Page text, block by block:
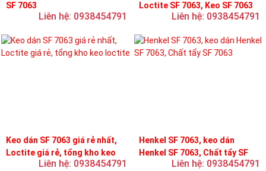
SF 7063
Liên hệ: 0938454791
Loctite SF 7063, Keo SF 7063
Liên hệ: 0938454791
Keo dán SF 7063 giá rẻ nhất,
Loctite giá rẻ, tổng kho keo
Liên hệ: 0938454791
Henkel SF 7063, keo dán
Henkel SF 7063, Chất tẩy SF
Liên hệ: 0938454791